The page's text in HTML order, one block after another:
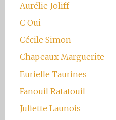
Aurélie Joliff
C Oui
Cécile Simon
Chapeaux Marguerite
Eurielle Taurines
Fanouil Ratatouil
Juliette Launois